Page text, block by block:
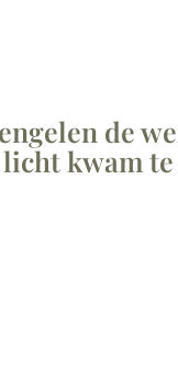
de
kwam te